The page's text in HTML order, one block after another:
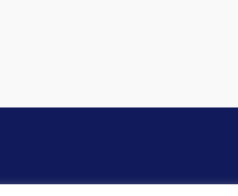
Odense Afdeling